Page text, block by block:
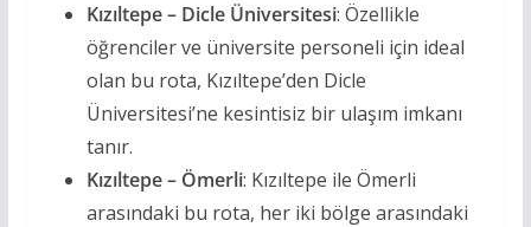
Kızıltepe – Dicle Üniversitesi: Özellikle
öğrenciler ve üniversite personeli için ideal
olan bu rota, Kızıltepe’den Dicle
Üniversitesi’ne kesintisiz bir ulaşım imkanı
tanır.
Kızıltepe – Ömerli: Kızıltepe ile Ömerli
arasındaki bu rota, her iki bölge arasındaki